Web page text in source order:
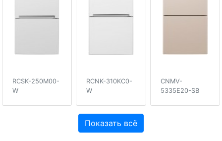
RCSK-250M00-
W
RCNK-310KC0-
W
CNMV-
5335E20-SB
Показать всё